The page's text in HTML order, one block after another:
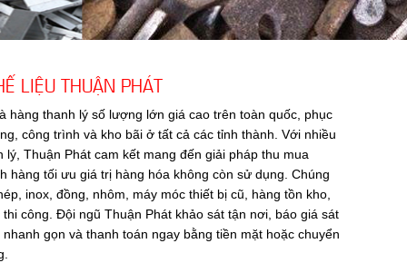
LIỆU THUẬN PHÁT
hàng thanh lý số lượng lớn giá cao trên toàn quốc, phục
công trình và kho bãi ở tất cả các tỉnh thành. Với nhiều
Thuận Phát cam kết mang đến giải pháp thu mua
hàng tối ưu giá trị hàng hóa không còn sử dụng. Chúng
inox, đồng, nhôm, máy móc thiết bị cũ, hàng tồn kho,
công. Đội ngũ Thuận Phát khảo sát tận nơi, báo giá sát
gọn và thanh toán ngay bằng tiền mặt hoặc chuyển